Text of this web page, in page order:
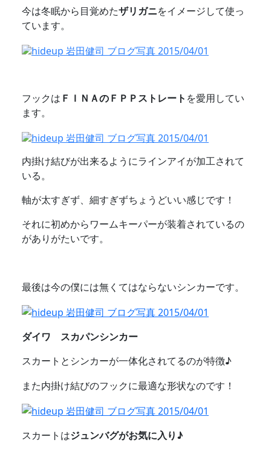
今は冬眠から目覚めたザリガニをイメージして使っ
ています。
フックは ＦＩＮＡのＦＰＰストレート を愛用してい
ます。
内掛け結びが出来るようにラインアイが加工されて
いる。
軸が太すぎず、細すぎずちょうどいい感じです！
それに初めからワームキーパーが装着されているの
がありがたいです。
最後は今の僕には無くてはならないシンカーです。
ダイワ スカパンシンカー
スカートとシンカーが一体化されてるのが特徴♪
また内掛け結びのフックに最適な形状なのです！
スカートはジュンバグがお気に入り♪